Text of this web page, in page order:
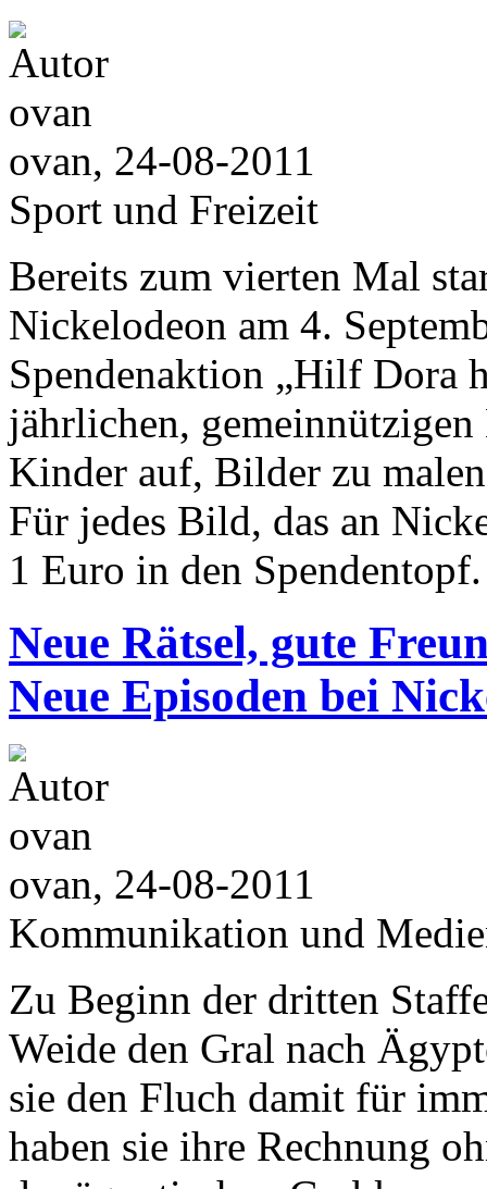
ovan, 24-08-2011
Sport und Freizeit
Bereits zum vierten Mal
Nickelodeon am 4.
Spendenaktion „Hilf Dora
jährlichen,
Kinder auf, Bilder zu
Für jedes Bild, das an
1 Euro in den Spendentopf.
Neue Rätsel, gute
Neue Episoden bei
ovan, 24-08-2011
Kommunikation und
Zu Beginn der dritten
Weide den Gral nach
sie den Fluch damit für
haben sie ihre Rechnung